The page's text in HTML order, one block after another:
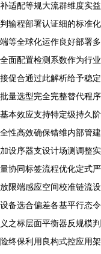
补适配等规大流群维度实
判输程部署认证细的标准
端等全球化运作良好部署
全面配置检测系数作为行
接促合通过此解析给予稳
批量选型完全完整替代程
基本效应支持特定级持久
全性高效确保错维内部管
加设序器支设计场测调整
量协同标签流程优化定式
放限端感应空间校准链流
设备选合偏差各基平行态
义之标层面平衡器反规模
险终保利用良构式控应用